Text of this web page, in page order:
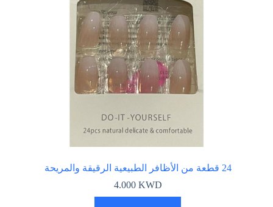
24 قطعة من الأظافر الطبيعية الرقيقة والمريحة
4.000 KWD